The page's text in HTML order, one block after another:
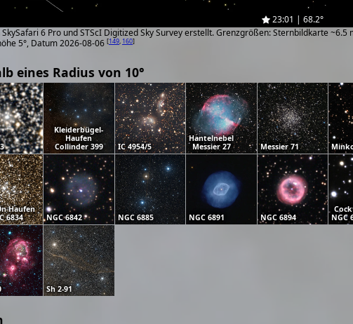
23:01 | 68.2°
6 Pro und STScI Digitized Sky Survey erstellt. Grenzgrößen: Sternbildkarte
5°, Datum 2026-08-06 [149 160]
eines Radius von 10°
Kleiderbügel-
Haufen
Collinder 399
IC 4954/5
Hantelnebel
Messier 27
Messier 71
Haufen
6834
NGC 6842 NGC 6885 NGC 6891 NGC 6894
NGC
Sh 2-91